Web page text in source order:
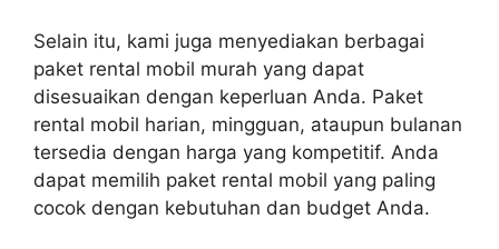
Selain itu, kami juga menyediakan berbagai
paket rental mobil murah yang dapat
disesuaikan dengan keperluan Anda. Paket
rental mobil harian, mingguan, ataupun bulanan
tersedia dengan harga yang kompetitif. Anda
dapat memilih paket rental mobil yang paling
cocok dengan kebutuhan dan budget Anda.